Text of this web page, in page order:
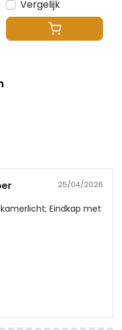
Vergelijk
25/04/2026
Eindkap met